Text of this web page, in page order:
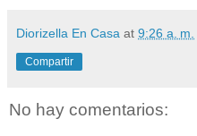
Diorizella En Casa at 9:26 a. m.
Compartir
No hay comentarios: